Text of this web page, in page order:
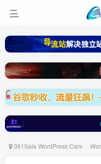
361Sale WordPress Care